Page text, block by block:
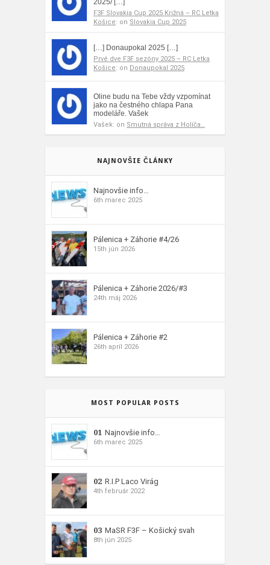
2025/ […]
F3F Slovakia Cup 2025 Križná – RC Letka
Košice: on Slovakia Cup 2025
[…] Donaupokal 2025 […]
Prvé dve F3F sezóny 2025 – RC Letka
Košice: on Donaupokal 2025
Oline budu na Tebe vždy vzpomínat
jako na čestného chlapa Pana
modeláře. Vašek
Vašek: on Smutná správa z Holíča…
NAJNOVŠIE ČLÁNKY
Najnovšie info…
6th marec 2025
Pálenica + Záhorie #4/26
15th jún 2026
Pálenica + Záhorie 2026/#3
24th máj 2026
Pálenica + Záhorie #2
26th apríl 2026
MOST POPULAR POSTS
01 Najnovšie info…
6th marec 2025
02 R.I.P Laco Virág
4th február 2022
03 MaSR F3F – Košický svah
8th jún 2025